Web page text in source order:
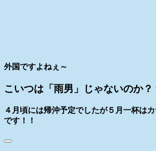
外国ですよねぇ～
こいつは「雨男」じゃないのか？
４月頃には帰沖予定でしたが５月一杯は
です！！